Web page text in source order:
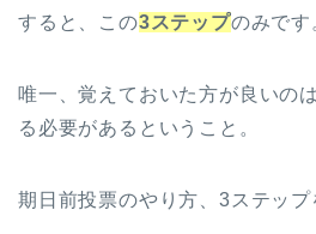
すると、この3ステップのみです
唯一、覚えておいた方が良いのは
る必要があるということ。
期日前投票のやり方、3ステップ